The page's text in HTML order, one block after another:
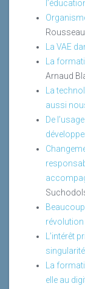
Rousseau
La VAE
La
Arnaud
La
aussi
De
révolution
L’intérêt
La
elle au